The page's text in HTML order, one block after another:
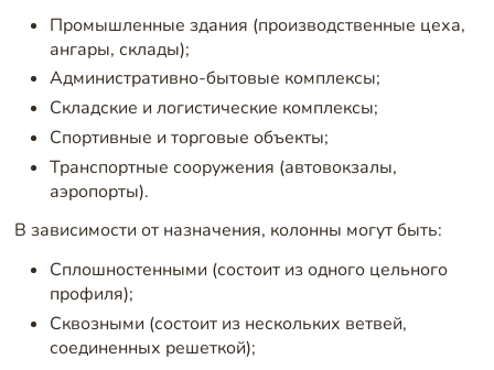
Промышленные здания (производственные цеха,
ангары, склады);
Административно-бытовые комплексы;
Складские и логистические комплексы;
Спортивные и торговые объекты;
Транспортные сооружения (автовокзалы,
аэропорты).
В зависимости от назначения, колонны могут быть:
Сплошностенными (состоит из одного цельного
профиля);
Сквозными (состоит из нескольких ветвей,
соединенных решеткой);